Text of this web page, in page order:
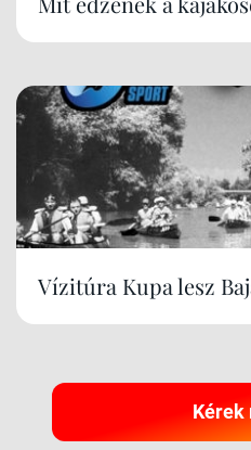
Vízitúra Kupa lesz
Kérek